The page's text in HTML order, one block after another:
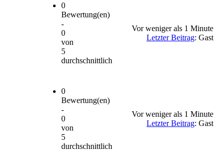
0
Bewertung(en)
-
0
von
5
durchschnittlich
Vor weniger als 1 Minute
Letzter Beitrag: Gast
0
Bewertung(en)
-
0
von
5
durchschnittlich
Vor weniger als 1 Minute
Letzter Beitrag: Gast